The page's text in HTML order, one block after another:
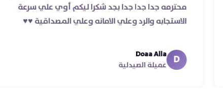
محترمه جدا جدا جدا بجد شكرا ليكم أوي علي
الاستجابه والرد وعلي الامانه وعلي المصداقية
D
عميلة الصيدلية